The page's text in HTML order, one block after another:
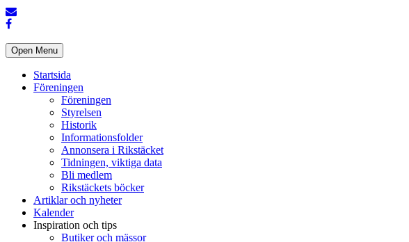
Open Menu
Startsida
Föreningen
Föreningen
Styrelsen
Historik
Informationsfolder
Annonsera i Rikstäcket
Tidningen, viktiga data
Bli medlem
Rikstäckets böcker
Artiklar och nyheter
Kalender
Inspiration och tips
Butiker och mässor